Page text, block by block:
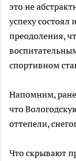
это не
успеху
преодоления,
спортивном
Напомним,
что
оттепели,
Что скрывают